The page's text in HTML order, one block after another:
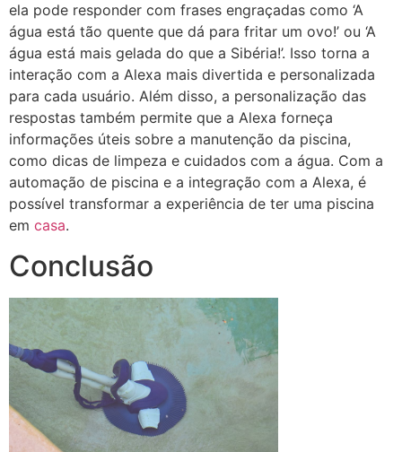
ela pode responder com frases engraçadas como ‘A
água está tão quente que dá para fritar um ovo!’ ou ‘A
água está mais gelada do que a Sibéria!’. Isso torna a
interação com a Alexa mais divertida e personalizada
para cada usuário. Além disso, a personalização das
respostas também permite que a Alexa forneça
informações úteis sobre a manutenção da piscina,
como dicas de limpeza e cuidados com a água. Com a
automação de piscina e a integração com a Alexa, é
possível transformar a experiência de ter uma piscina
em casa.
Conclusão